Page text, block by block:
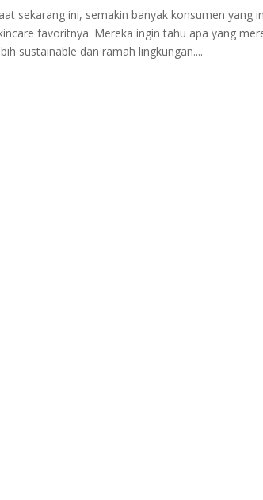
sekarang ini, semakin banyak konsumen yang
favoritnya. Mereka ingin tahu apa yang
sustainable dan ramah lingkungan....